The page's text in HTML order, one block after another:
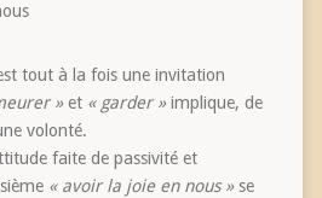
tout à la fois une invitation
»et « garder »implique, de
volonté.
faite de passivité et
« avoir la joie en nous »se